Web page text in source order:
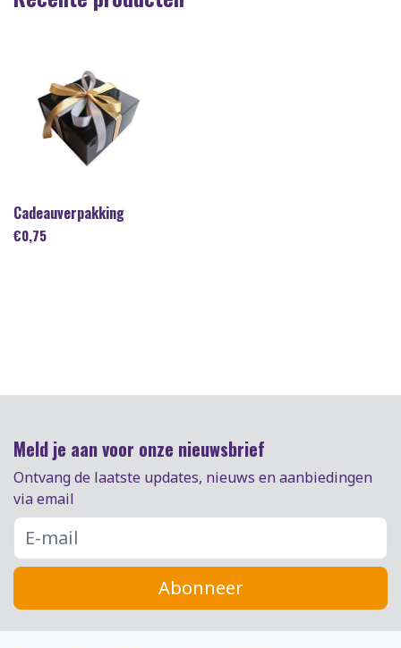
Cadeauverpakking
€0,75
Meld je aan voor onze nieuwsbrief
Ontvang de laatste updates, nieuws en aanbiedingen
via email
Abonneer